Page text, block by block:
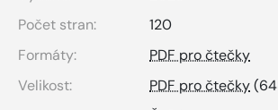
Počet stran:
120
Formáty:
PDF pro čtečky
Velikost:
PDF pro čtečky